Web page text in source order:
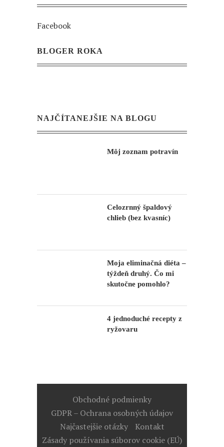
Facebook
BLOGER ROKA
NAJČÍTANEJŠIE NA BLOGU
Môj zoznam potravín
Celozrnný špaldový
chlieb (bez kvasníc)
Moja eliminačná diéta –
týždeň druhý. Čo mi
skutočne pomohlo?
4 jednoduché recepty z
ryžovaru
Obchodné podmienky
GDPR – Ochrana osobných údajov
Najčastejšie otázky
Kontakt
Zásady používania súborov cookie (EÚ)